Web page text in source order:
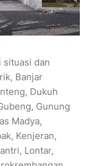
situasi dan
Banjar
Dukuh
Gunung
Madya,
Kenjeran,
Lontar,